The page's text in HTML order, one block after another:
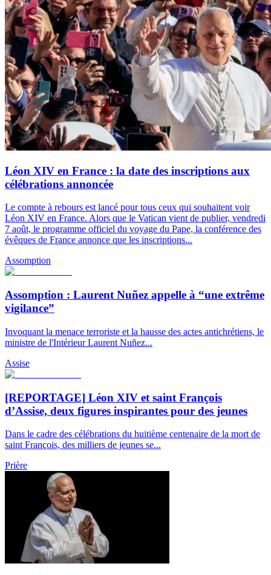
Léon XIV en France : la date des inscriptions aux
célébrations annoncée
Le compte à rebours est lancé pour tous ceux qui souhaitent voir
Léon XIV en France. Alors que le Vatican vient de publier, vendredi
7 août, le programme officiel du voyage du Pape, la conférence des
évêques de France annonce que les inscriptions...
Assomption
Assomption : Laurent Nuñez appelle à “une extrême
vigilance”
Invoquant la menace terroriste et la hausse des actes antichrétiens, le
ministre de l'Intérieur Laurent Nuñez...
Assise
[REPORTAGE] Léon XIV et saint François
d’Assise, deux figures inspirantes pour des jeunes
Dans le cadre des célébrations du huitième centenaire de la mort de
saint François, des milliers de jeunes se...
Prière